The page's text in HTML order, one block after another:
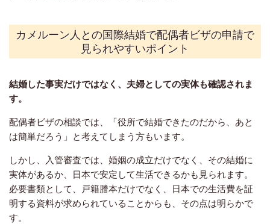
カメルーン人との国際結婚で配偶者ビザの申請で
見られやすいポイント
結婚した事実だけではなく、夫婦としての実体も確認されま
す。
配偶者ビザの相談では、「役所で結婚できたのだから、あと
は簡単だろう」と考えてしまう方もいます。
しかし、入管審査では、婚姻の成立だけでなく、その結婚に
実体があるか、日本で安定して生活できるかも見られます。
必要書類として、戸籍謄本だけでなく、日本での生活費を証
明する資料が求められていることからも、その点は明らかで
す。